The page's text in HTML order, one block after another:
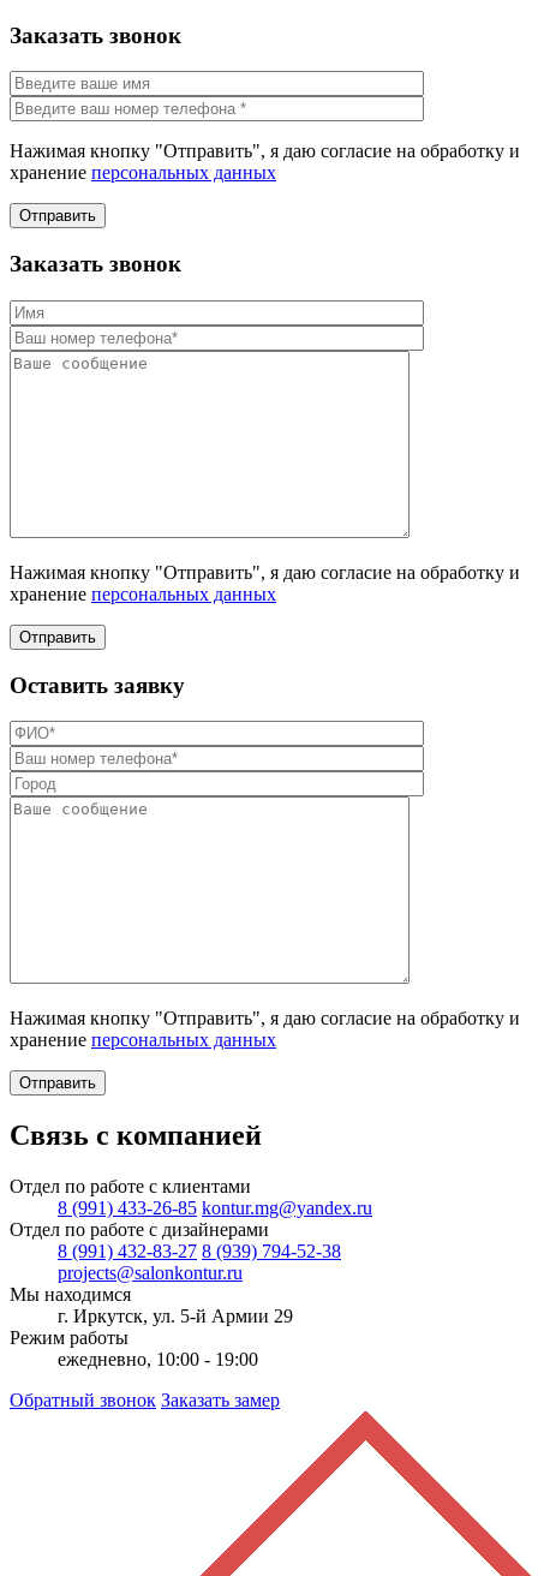
Заказать звонок
Нажимая кнопку "Отправить", я даю согласие на обработку и
хранение персональных данных
Отправить
Заказать звонок
Нажимая кнопку "Отправить", я даю согласие на обработку и
хранение персональных данных
Отправить
Оставить заявку
Нажимая кнопку "Отправить", я даю согласие на обработку и
хранение персональных данных
Отправить
Связь с компанией
Отдел по работе с клиентами
8 (991) 433-26-85 kontur.mg@yandex.ru
Отдел по работе с дизайнерами
8 (991) 432-83-27 8 (939) 794-52-38
projects@salonkontur.ru
Мы находимся
г. Иркутск, ул. 5-й Армии 29
Режим работы
ежедневно, 10:00 - 19:00
Обратный звонок Заказать замер